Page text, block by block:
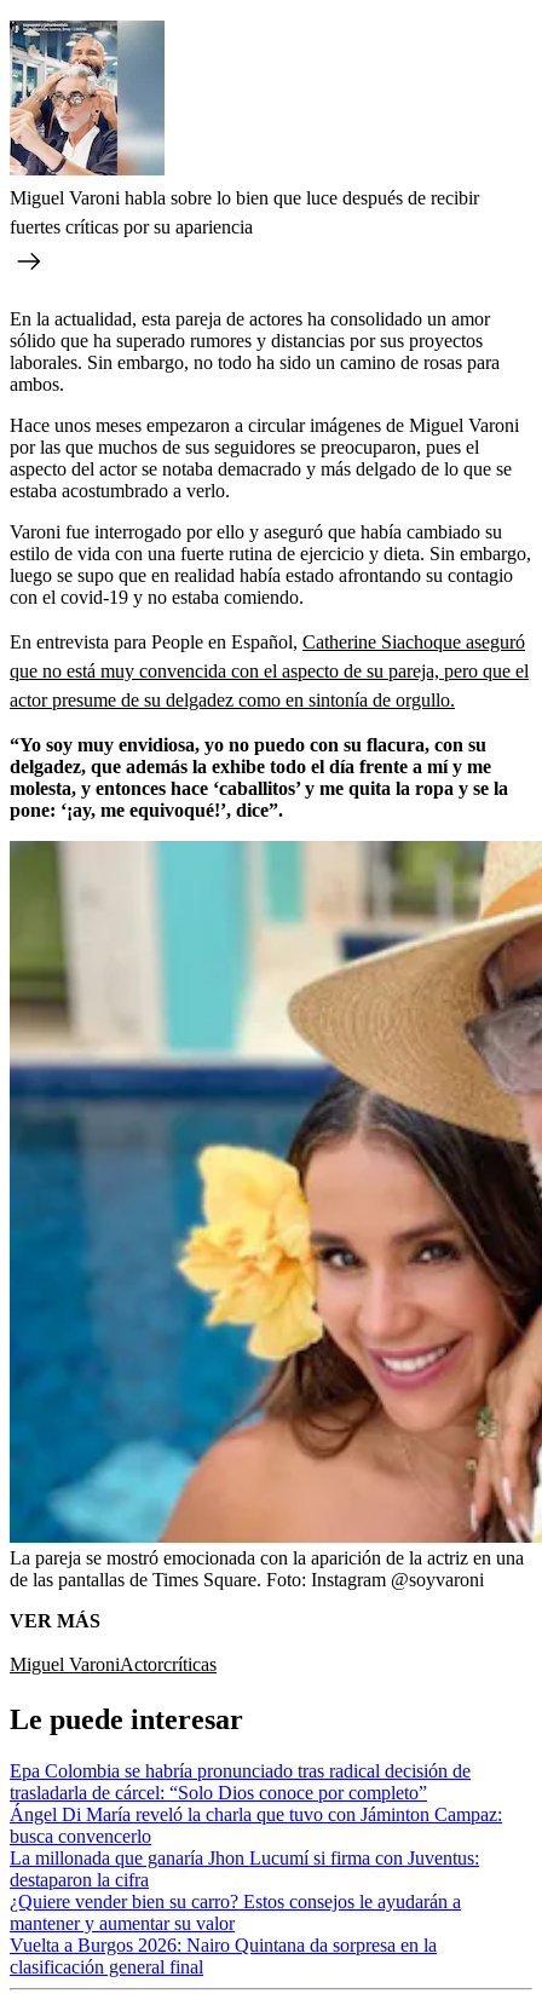
Miguel Varoni habla sobre lo bien que luce después de recibir
fuertes críticas por su apariencia
En la actualidad, esta pareja de actores ha consolidado un amor
sólido que ha superado rumores y distancias por sus proyectos
laborales. Sin embargo, no todo ha sido un camino de rosas para
ambos.
Hace unos meses empezaron a circular imágenes de Miguel Varoni
por las que muchos de sus seguidores se preocuparon, pues el
aspecto del actor se notaba demacrado y más delgado de lo que se
estaba acostumbrado a verlo.
Varoni fue interrogado por ello y aseguró que había cambiado su
estilo de vida con una fuerte rutina de ejercicio y dieta. Sin embargo,
luego se supo que en realidad había estado afrontando su contagio
con el covid-19 y no estaba comiendo.
En entrevista para People en Español, Catherine Siachoque aseguró
que no está muy convencida con el aspecto de su pareja, pero que el
actor presume de su delgadez como en sintonía de orgullo.
“Yo soy muy envidiosa, yo no puedo con su flacura, con su
delgadez, que además la exhibe todo el día frente a mí y me
molesta, y entonces hace ‘caballitos’ y me quita la ropa y se la
pone: ‘¡ay, me equivoqué!’, dice”.
La pareja se mostró emocionada con la aparición de la actriz en una
de las pantallas de Times Square. Foto: Instagram @soyvaroni
VER MÁS
Miguel VaroniActorcríticas
Le puede interesar
Epa Colombia se habría pronunciado tras radical decisión de
trasladarla de cárcel: “Solo Dios conoce por completo”
Ángel Di María reveló la charla que tuvo con Jáminton Campaz:
busca convencerlo
La millonada que ganaría Jhon Lucumí si firma con Juventus:
destaparon la cifra
¿Quiere vender bien su carro? Estos consejos le ayudarán a
mantener y aumentar su valor
Vuelta a Burgos 2026: Nairo Quintana da sorpresa en la
clasificación general final